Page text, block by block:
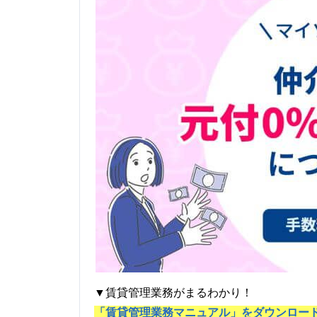
▼賃貸管理業務がまるわかり！
「賃貸管理業務マニュアル」をダウンロー